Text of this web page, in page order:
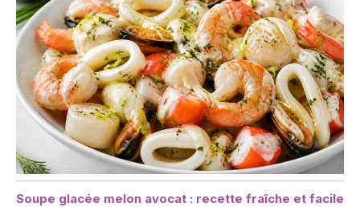
Soupe glacée melon avocat : recette fraîche et facile